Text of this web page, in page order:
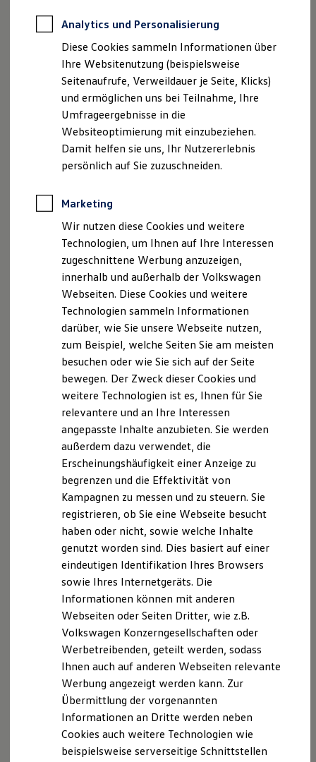
Professional Class bei Volkswagen
Behörden
Direktkunden
Sonderfahrzeuge
Anpfiff zum Gewinn
Elektromobilität
Elektroautos
ID. Tutorials
Elektrofahrzeugkonzepte
ID. EVERY1
Reichweite
Rekuperation
Laden unterwegs
Laden Zuhause
Ladestationen finden
Ladezeitensimulator
Batterie
Sicherheit
Nachhaltigkeit
Technologie
Kosten und Kauf
Verbrauchskosten
Kaufoptionen
E-Auto-Förderung
Software und Konnektivität
Die ID. Software 6
ID. Software Versionen und Updates
Digitale Extras
Schnittstellen zu Ihrem ID.
Marke und Erlebnis
Volkswagen R und R Experience
R-Modelle
R Experience
Driving Experience
Volkswagen entdecken
Werkbesichtigung
Lifestyle Shop
T-Roc Kollektion
Golf Kollektion
Volkswagen Kollektion
R-Kollektion
GTI Kollektion
Fußball Drop
we drive football
#wedriveproud
Besitzer und Service
myVolkswagen
Software Updates
Service und Ersatzteile
Inspektion und HU/AU
, 1 von 4 , 2 von 4 , 3 von 4 , 4 von 4
dynamisches Design: Die markante
Stoßfänger,rote Bremssättel , der Dachkantenspoiler
ausgestellten Schweller
betonen seine Optik. Das
VolkswagenLogo vorn und ein
vertikalen Streben und Chromeinfassung verleihen dem
Fahrzeug ein dynamisches Erscheinungsbild.
Highlights setzen die ikonischen GTI
die rote Front-Zierleiste und Schriftzüge an den Vordertüren
sowie die optionalen
IQ.LIGHT – LED-Matrix-Scheinwerfer:
Mit ihnen erstreckt sich die rote Zierleiste über die gesamte
Noch individueller wird der GTImit dem optionalen
Design-Paket „Black Style“:
Es umfasst abgedunkelte Scheiben hinten, schwarze
Spiegelkappen, eine schwarze Front-Zierleiste (ersetzt die
serienmäßige rote
GTIZierleiste) und schwarze
Scheinwerfereinfassungen (nur in Kombination mit den
optionalen IQ.LIGHT – LED-Matrix-Scheinwerfern).
Nutzungsbedingungen
Datenschutzerklärungen
Cookie-Richtlinie
Lizenzhinweise Dritter
Angaben zum Digital Services Act (DSA)
EU Data Act
Produktsicherheitsinformationen
Vertrag Widerrufen
Disclaimer von Volkswagen AG
Die in dieser Darstellung gezeigten Fahrzeuge und
Analytics und Personalisierung
Diese Cookies sammeln Informationen über
Ihre Websitenutzung (beispielsweise
Seitenaufrufe, Verweildauer je Seite, Klicks)
und ermöglichen uns bei Teilnahme, Ihre
Umfrageergebnisse in die
Websiteoptimierung mit einzubeziehen.
Damit helfen sie uns, Ihr Nutzererlebnis
persönlich auf Sie zuzuschneiden.
Marketing
Wir nutzen diese Cookies und weitere
Technologien, um Ihnen auf Ihre Interessen
zugeschnittene Werbung anzuzeigen,
innerhalb und außerhalb der Volkswagen
Webseiten. Diese Cookies und weitere
Technologien sammeln Informationen
darüber, wie Sie unsere Webseite nutzen,
zum Beispiel, welche Seiten Sie am meisten
besuchen oder wie Sie sich auf der Seite
bewegen. Der Zweck dieser Cookies und
weitere Technologien ist es, Ihnen für Sie
relevantere und an Ihre Interessen
angepasste Inhalte anzubieten. Sie werden
außerdem dazu verwendet, die
Erscheinungshäufigkeit einer Anzeige zu
begrenzen und die Effektivität von
Kampagnen zu messen und zu steuern. Sie
registrieren, ob Sie eine Webseite besucht
haben oder nicht, sowie welche Inhalte
genutzt worden sind. Dies basiert auf einer
eindeutigen Identifikation Ihres Browsers
sowie Ihres Internetgeräts. Die
Informationen können mit anderen
Webseiten oder Seiten Dritter, wie z.B.
Volkswagen Konzerngesellschaften oder
Werbetreibenden, geteilt werden, sodass
Ihnen auch auf anderen Webseiten relevante
Werbung angezeigt werden kann. Zur
Übermittlung der vorgenannten
Informationen an Dritte werden neben
Cookies auch weitere Technologien wie
beispielsweise serverseitige Schnittstellen